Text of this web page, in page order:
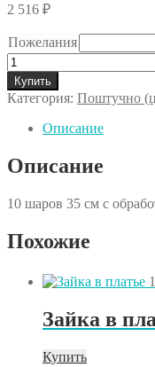
2 516 ₽
Пожелания
Количество
товара
10
шт
Шары
др
граффити
Купить
Категория: Поштучно
Описание
Описание
10 шаров 35 см с
Похожие
Зайка в
Купить